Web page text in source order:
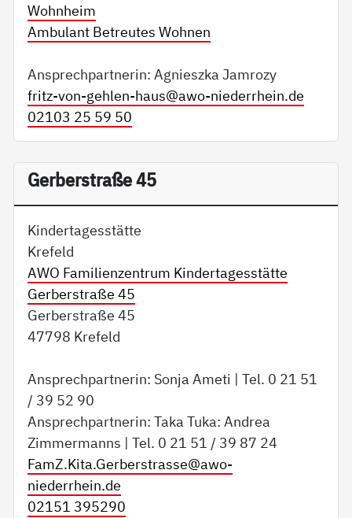
Wohnheim
Ambulant Betreutes Wohnen
Ansprechpartnerin: Agnieszka Jamrozy
fritz-von-gehlen-haus@awo-niederrhein.de
02103 25 59 50
Gerberstraße 45
Kindertagesstätte
Krefeld
AWO Familienzentrum Kindertagesstätte
Gerberstraße 45
Gerberstraße 45
47798 Krefeld
Ansprechpartnerin: Sonja Ameti | Tel. 0 21 51
/ 39 52 90
Ansprechpartnerin: Taka Tuka: Andrea
Zimmermanns | Tel. 0 21 51 / 39 87 24
FamZ.Kita.Gerberstrasse@awo-
niederrhein.de
02151 395290